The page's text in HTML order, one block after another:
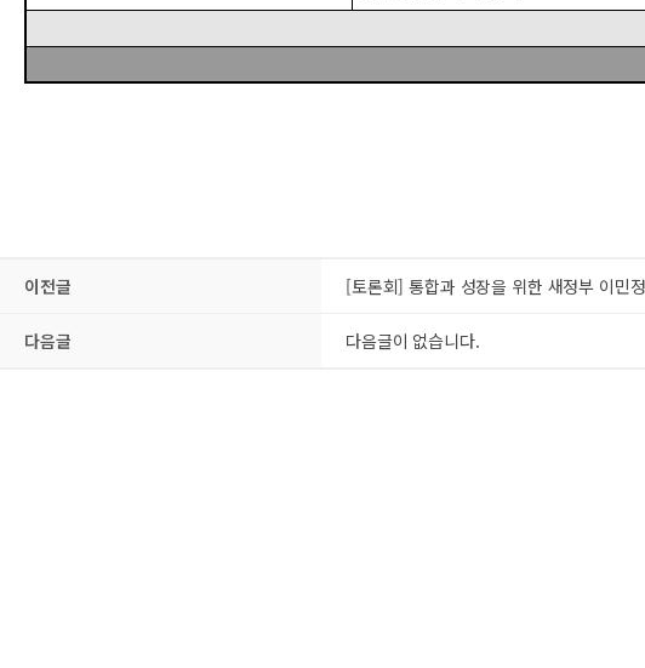
이전글 [토론회] 통합과 성장을 위한 새정부 이민
다음글 다음글이 없습니다.